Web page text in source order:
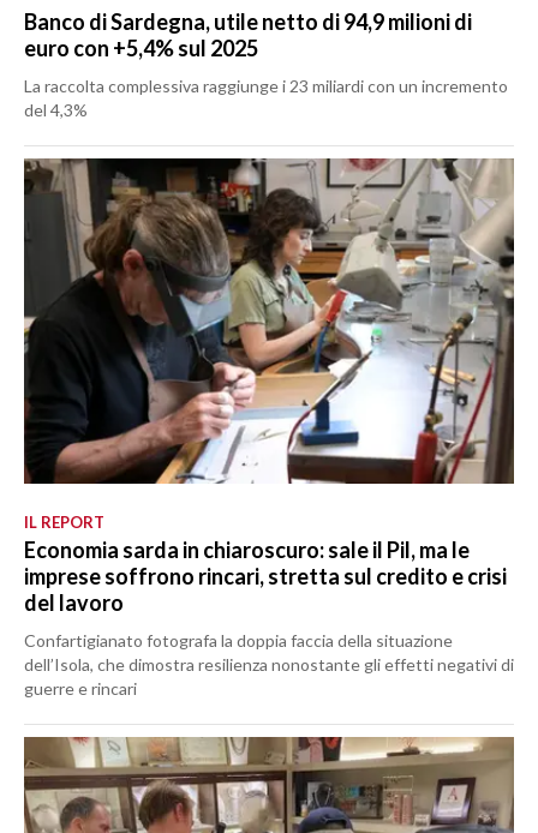
Banco di Sardegna, utile netto di 94,9 milioni di
euro con +5,4% sul 2025
La raccolta complessiva raggiunge i 23 miliardi con un incremento
del 4,3%
IL REPORT
Economia sarda in chiaroscuro: sale il Pil, ma le
imprese soffrono rincari, stretta sul credito e crisi
del lavoro
Confartigianato fotografa la doppia faccia della situazione
dell’Isola, che dimostra resilienza nonostante gli effetti negativi di
guerre e rincari